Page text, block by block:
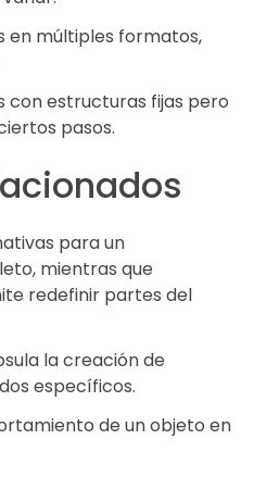
en múltiples formatos,
estructuras fijas pero
pasos.
para un
mientras que
redefinir partes del
la creación de
específicos.
de un objeto en